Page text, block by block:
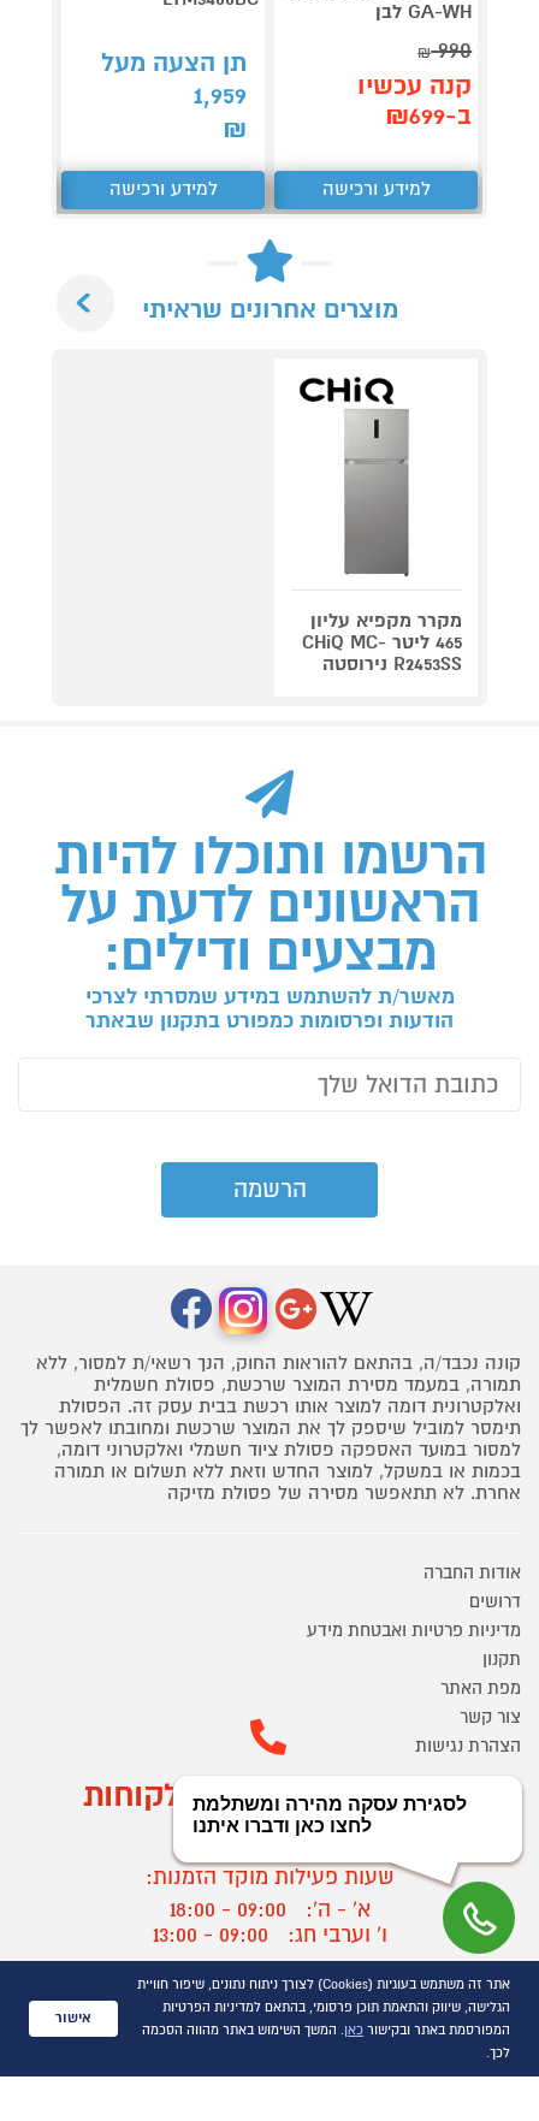
GA-WH לבן
990
₪
קנה עכשיו
ב-₪699
למידע ורכישה
תן הצעה מעל
1,959
₪
למידע ורכישה
מוצרים אחרונים שראיתי
מקרר מקפיא עליון
465 ליטר CHiQ MC-
R2453SS נירוסטה
הרשמו ותוכלו להיות
הראשונים לדעת על
מבצעים ודילים:
מאשר/ת להשתמש במידע שמסרתי לצרכי
הודעות ופרסומות כמפורט בתקנון שבאתר
קונה נכבד/ה, בהתאם להוראות החוק, הנך רשאי/ת למסור, ללא
תמורה, במעמד מסירת המוצר שרכשת, פסולת חשמלית
ואלקטרונית דומה למוצר אותו רכשת בבית עסק זה. הפסולת
תימסר למוביל שיספק לך את המוצר שרכשת ומחובתו לאפשר לך
למסור במועד האספקה פסולת ציוד חשמלי ואלקטרוני דומה,
בכמות או במשקל, למוצר החדש וזאת ללא תשלום או תמורה
אחרת. לא תתאפשר מסירה של פסולת מזיקה
אודות החברה
דרושים
מדיניות פרטיות ואבטחת מידע
תקנון
מפת האתר
צור קשר
הצהרת נגישות
מוקד הזמנות ושירות לקוחות
03-9545370
שעות פעילות מוקד הזמנות:
א' - ה':
09:00 - 18:00
ו' וערבי חג:
09:00 - 13:00
שעות פעילות מוקד שירות לקוחות:
א' - ד':
09:00 - 16:30
ה :
09:00 - 16:00
אתר זה משתמש בעוגיות (Cookies) לצורך ניתוח נתונים, שיפור חוויית
הגלישה, שיווק והתאמת תוכן פרסומי, בהתאם למדיניות הפרטיות
המפורסמת באתר ובקישור כאן. המשך השימוש באתר מהווה הסכמה
לכך.
אישור